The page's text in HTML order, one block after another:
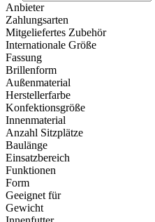
Anbieter
Zahlungsarten
Mitgeliefertes Zubehör
Internationale Größe
Fassung
Brillenform
Außenmaterial
Herstellerfarbe
Konfektionsgröße
Innenmaterial
Anzahl Sitzplätze
Baulänge
Einsatzbereich
Funktionen
Form
Geeignet für
Gewicht